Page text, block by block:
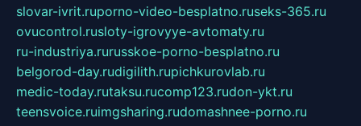
slovar-ivrit.ruporno-video-besplatno.ruseks-365.ru
ovucontrol.rusloty-igrovyye-avtomaty.ru
ru-industriya.rurusskoe-porno-besplatno.ru
belgorod-day.rudigilith.rupichkurovlab.ru
medic-today.rutaksu.rucomp123.rudon-ykt.ru
teensvoice.ruimgsharing.rudomashnee-porno.ru